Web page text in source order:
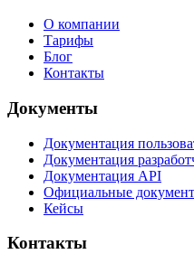
О компании
Тарифы
Блог
Контакты
Документы
Документация
Документация
Документация API
Официальные
Кейсы
Контакты